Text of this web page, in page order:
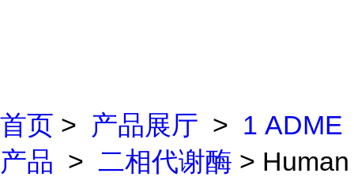
首页 > 产品展厅 > 1 ADME
产品 > 二相代谢酶 > Human